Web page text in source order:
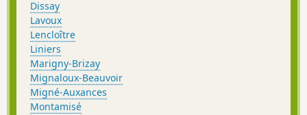
Dissay
Lavoux
Lencloître
Liniers
Marigny-Brizay
Mignaloux-Beauvoir
Migné-Auxances
Montamisé